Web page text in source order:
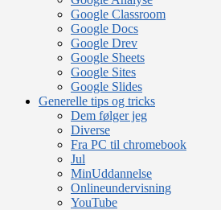
Google Classroom
Google Docs
Google Drev
Google Sheets
Google Sites
Google Slides
Generelle tips og tricks
Dem følger jeg
Diverse
Fra PC til chromebook
Jul
MinUddannelse
Onlineundervisning
YouTube